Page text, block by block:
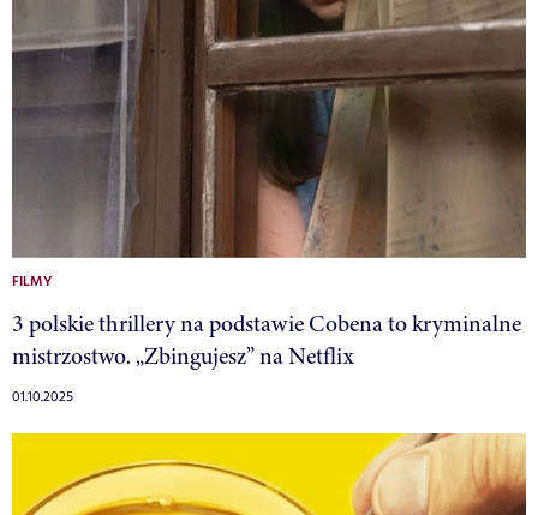
FILMY
3 polskie thrillery na podstawie Cobena to kryminalne
mistrzostwo. „Zbingujesz” na Netflix
01.10.2025